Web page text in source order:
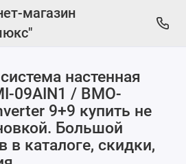
настенная
09AIN1 / BMO-
9+9 купить не
Большой
в каталоге, скидки,